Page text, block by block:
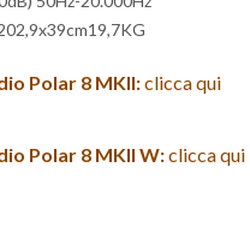
Polar 8 MKII:clicca qui
Polar 8 MKII W:clicca qui